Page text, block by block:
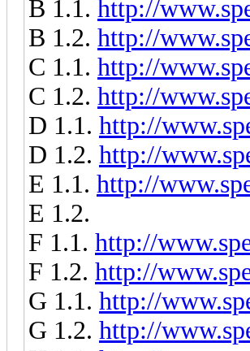
B 1.1. http://
B 1.2. http://
C 1.1. http://
C 1.2. http://
D 1.1. http://
D 1.2. http://
E 1.1. http://
E 1.2.
F 1.1. http://
F 1.2. http://
G 1.1. http://
G 1.2. http://